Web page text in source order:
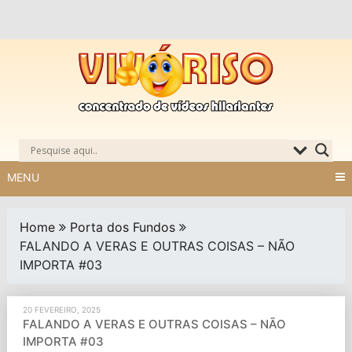
MENU
Home
Porta dos Fundos
FALANDO A VERAS E OUTRAS COISAS – NÃO
IMPORTA #03
20 FEVEREIRO, 2025
FALANDO A VERAS E OUTRAS COISAS – NÃO
IMPORTA #03